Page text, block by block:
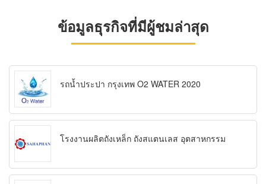
ข้อมูลธุรกิจที่มีผู้ชมล่าสุด
รถน้ำประปา กรุงเทพ O2 WATER 2020
โรงงานผลิตถังเหล็ก ถังสแตนเลส อุตสาหกรรม